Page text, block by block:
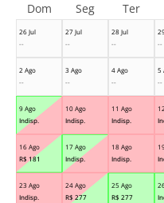
26 Jul
--
27 Jul
--
28 Jul
--
--
2 Ago
--
3 Ago
--
4 Ago
--
5
--
9 Ago
Indisp.
10 Ago
Indisp.
11 Ago
Indisp.
16 Ago
R$ 181
17 Ago
Indisp.
18 Ago
Indisp.
23 Ago
Indisp.
24 Ago
R$ 277
25 Ago
R$ 277
Dom Seg Ter